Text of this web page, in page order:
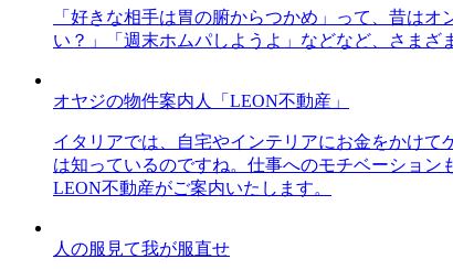
「好きな相手は胃の腑からつかめ」って、昔は
い？」「週末ホムパしようよ」などなど、さまざ
オヤジの物件案内人「LEON不動産」
イタリアでは、自宅やインテリアにお金をかけ
は知っているのですね。仕事へのモチベーション
LEON不動産がご案内いたします。
人の服見て我が服直せ